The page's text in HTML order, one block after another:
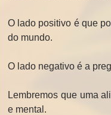
O lado positivo é que
do mundo.
O lado negativo é a
Lembremos que uma
e mental.